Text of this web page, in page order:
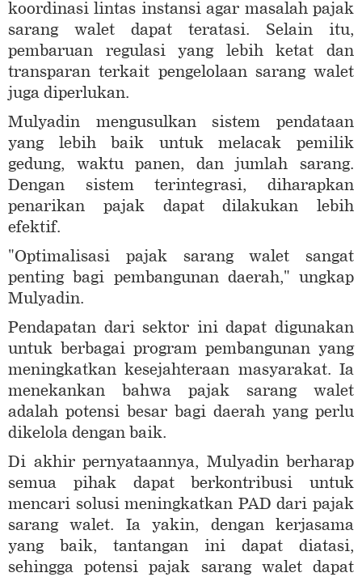
koordinasi lintas instansi agar masalah pajak
sarang walet dapat teratasi. Selain itu,
pembaruan regulasi yang lebih ketat dan
transparan terkait pengelolaan sarang walet
juga diperlukan.
Mulyadin mengusulkan sistem pendataan
yang lebih baik untuk melacak pemilik
gedung, waktu panen, dan jumlah sarang.
Dengan sistem terintegrasi, diharapkan
penarikan pajak dapat dilakukan lebih
efektif.
"Optimalisasi pajak sarang walet sangat
penting bagi pembangunan daerah," ungkap
Mulyadin.
Pendapatan dari sektor ini dapat digunakan
untuk berbagai program pembangunan yang
meningkatkan kesejahteraan masyarakat. Ia
menekankan bahwa pajak sarang walet
adalah potensi besar bagi daerah yang perlu
dikelola dengan baik.
Di akhir pernyataannya, Mulyadin berharap
semua pihak dapat berkontribusi untuk
mencari solusi meningkatkan PAD dari pajak
sarang walet. Ia yakin, dengan kerjasama
yang baik, tantangan ini dapat diatasi,
sehingga potensi pajak sarang walet dapat